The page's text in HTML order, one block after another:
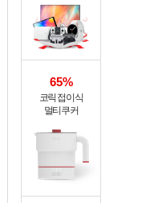
65%
코릭 접이식
멀티쿠커